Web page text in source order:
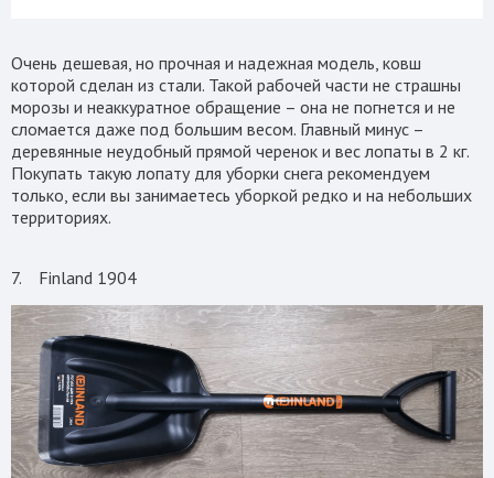
Очень дешевая, но прочная и надежная модель, ковш
которой сделан из стали. Такой рабочей части не страшны
морозы и неаккуратное обращение – она не погнется и не
сломается даже под большим весом. Главный минус –
деревянные неудобный прямой черенок и вес лопаты в 2 кг.
Покупать такую лопату для уборки снега рекомендуем
только, если вы занимаетесь уборкой редко и на небольших
территориях.
7. Finland 1904